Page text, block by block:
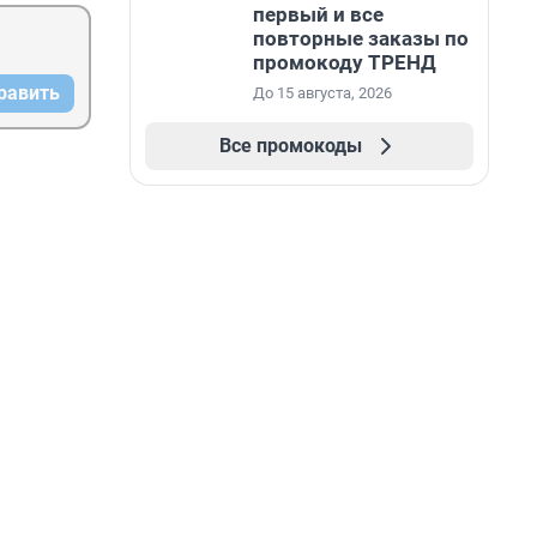
первый и все
повторные заказы по
промокоду ТРЕНД
До 15 августа, 2026
Все промокоды